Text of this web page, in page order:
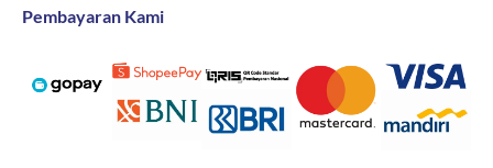
Pembayaran Kami